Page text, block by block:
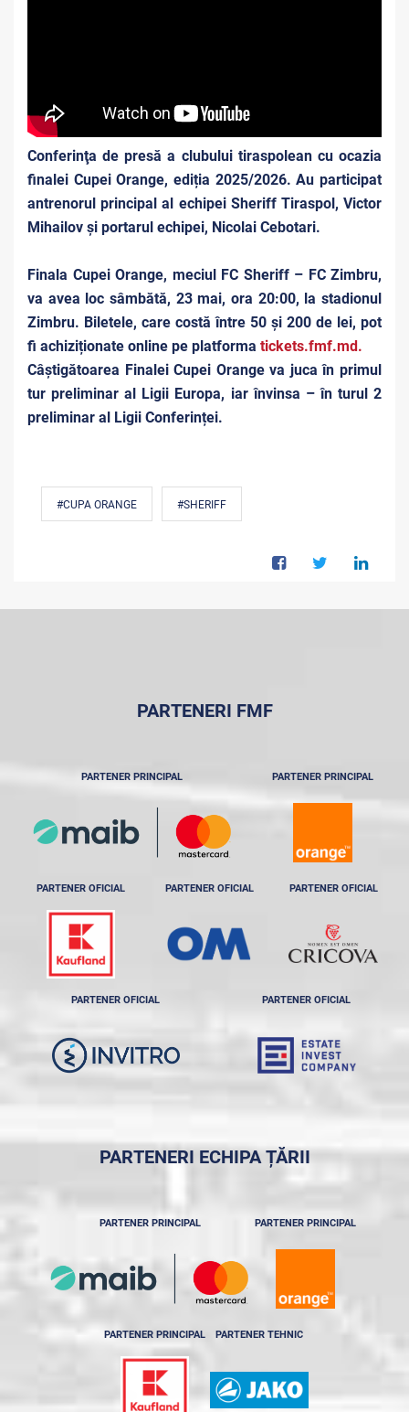
Conferinţa de presă a clubului tiraspolean cu ocazia
finalei Cupei Orange, ediția 2025/2026. Au participat
antrenorul principal al echipei Sheriff Tiraspol, Victor
Mihailov și portarul echipei, Nicolai Cebotari.
Finala Cupei Orange, meciul FC Sheriff – FC Zimbru,
va avea loc sâmbătă, 23 mai, ora 20:00, la stadionul
Zimbru. Biletele, care costă între 50 și 200 de lei, pot
fi achiziționate online pe platforma tickets.fmf.md.
Câștigătoarea Finalei Cupei Orange va juca în primul
tur preliminar al Ligii Europa, iar învinsa – în turul 2
preliminar al Ligii Conferinței.
#CUPA ORANGE #SHERIFF
PARTENERI FMF
PARTENER PRINCIPAL PARTENER PRINCIPAL
PARTENER OFICIAL PARTENER OFICIAL PARTENER OFICIAL
PARTENER OFICIAL PARTENER OFICIAL
PARTENERI ECHIPA ȚĂRII
PARTENER PRINCIPAL PARTENER PRINCIPAL
PARTENER PRINCIPAL PARTENER TEHNIC